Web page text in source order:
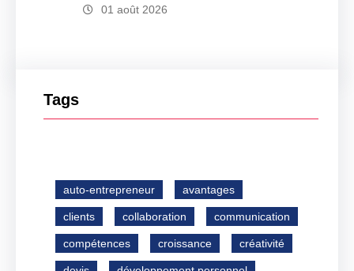
01 août 2026
Tags
auto-entrepreneur avantages
clients collaboration communication
compétences croissance créativité